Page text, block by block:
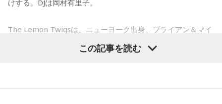
けする。DJは岡村有里子。
The Lemon Twigsは、ニューヨーク出身、ブライアン＆マイ
ケル・ダダリオによる兄弟デュオ。2016年にアルバム『Do
Hollywood』で鮮烈なデビューを果たし、60〜70年代ポップ
この記事を読む